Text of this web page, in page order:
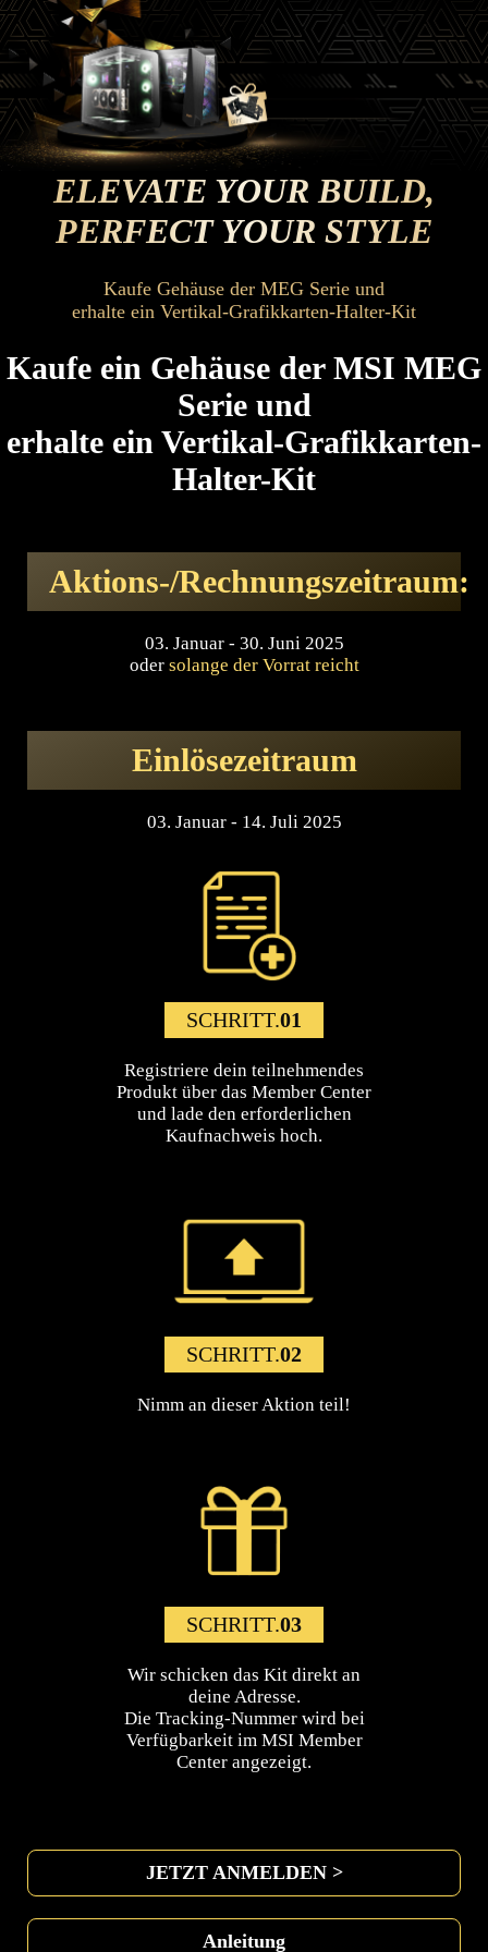
ELEVATE YOUR BUILD,
PERFECT YOUR STYLE
Kaufe Gehäuse der MEG Serie und
erhalte ein Vertikal-Grafikkarten-Halter-Kit
Kaufe ein Gehäuse der MSI MEG
Serie und
erhalte ein Vertikal-Grafikkarten-
Halter-Kit
Aktions-/Rechnungszeitraum:
03. Januar - 30. Juni 2025
oder solange der Vorrat reicht
Einlösezeitraum
03. Januar - 14. Juli 2025
SCHRITT.01
Registriere dein teilnehmendes
Produkt über das Member Center
und lade den erforderlichen
Kaufnachweis hoch.
SCHRITT.02
Nimm an dieser Aktion teil!
SCHRITT.03
Wir schicken das Kit direkt an
deine Adresse.
Die Tracking-Nummer wird bei
Verfügbarkeit im MSI Member
Center angezeigt.
JETZT ANMELDEN >
Anleitung